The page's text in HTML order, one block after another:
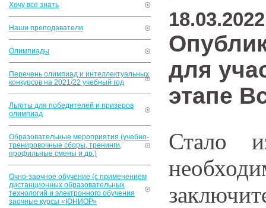
Хочу все знать
Наши преподаватели
Олимпиады
Перечень олимпиад и интеллектуальных
конкурсов на 2021/22 учебный год
Льготы для победителей и призеров
олимпиад
Образовательные мероприятия (учебно-
тренировочные сборы, тренинги,
профильные смены и др.)
Очно-заочное обучение (с применением
дистанционных образовательных
технологий и электронного обучения
заочные курсы «ЮНИОР»
18.03.2022
для
этапе
Стало